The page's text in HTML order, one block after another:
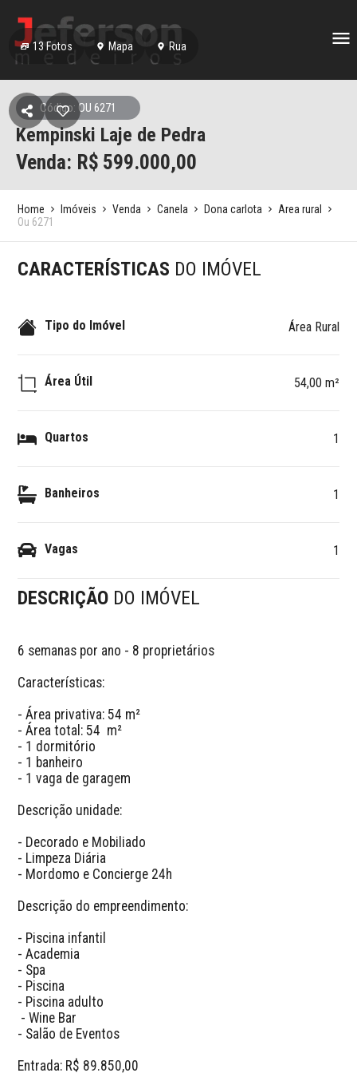
13 Fotos Mapa Rua
Código: OU 6271
Kempinski Laje de Pedra
Venda: R$ 599.000,00
Home Imóveis Venda Canela Dona carlota
Area rural
Ou 6271
CARACTERÍSTICAS DO IMÓVEL
Tipo do Imóvel Área Rural
Área Útil 54,00 m²
Quartos 1
Banheiros 1
Vagas 1
DESCRIÇÃO DO IMÓVEL
6 semanas por ano - 8 proprietários
Características:
- Área privativa: 54 m²
- Área total: 54  m²
- 1 dormitório
- 1 banheiro
- 1 vaga de garagem
Descrição unidade:
- Decorado e Mobiliado
- Limpeza Diária
- Mordomo e Concierge 24h
Descrição do empreendimento:
- Piscina infantil
- Academia
- Spa
- Piscina
- Piscina adulto
- Salão de Eventos
Entrada: R$ 89.850,00